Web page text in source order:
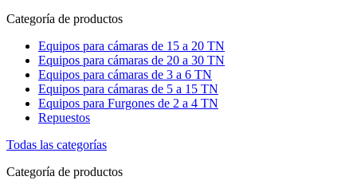
Categoría de productos
Equipos para cámaras de 15 a 20 TN
Equipos para cámaras de 20 a 30 TN
Equipos para cámaras de 3 a 6 TN
Equipos para cámaras de 5 a 15 TN
Equipos para Furgones de 2 a 4 TN
Repuestos
Todas las categorías
Categoría de productos